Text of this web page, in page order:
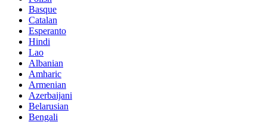
Basque
Catalan
Esperanto
Hindi
Lao
Albanian
Amharic
Armenian
Azerbaijani
Belarusian
Bengali